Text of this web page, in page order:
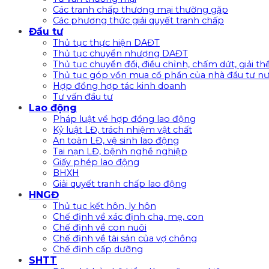
Các tranh chấp thương mại thường gặp
Các phương thức giải quyết tranh chấp
Đầu tư
Thủ tục thực hiện DAĐT
Thủ tục chuyển nhượng DAĐT
Thủ tục chuyển đổi, điều chỉnh, chấm dứt, giải
Thủ tục góp vồn mua cổ phần của nhà đầu tư
Hợp đồng hợp tác kinh doanh
Tư vấn đầu tư
Lao động
Pháp luật về hợp đồng lao động
Kỷ luật LĐ, trách nhiệm vật chất
An toàn LĐ, vệ sinh lao động
Tai nạn LĐ, bệnh nghề nghiệp
Giấy phép lao động
BHXH
Giải quyết tranh chấp lao động
HNGĐ
Thủ tục kết hôn, ly hôn
Chế định về xác định cha, mẹ, con
Chế định về con nuôi
Chế định về tài sản của vợ chồng
Chế định cấp dưỡng
SHTT